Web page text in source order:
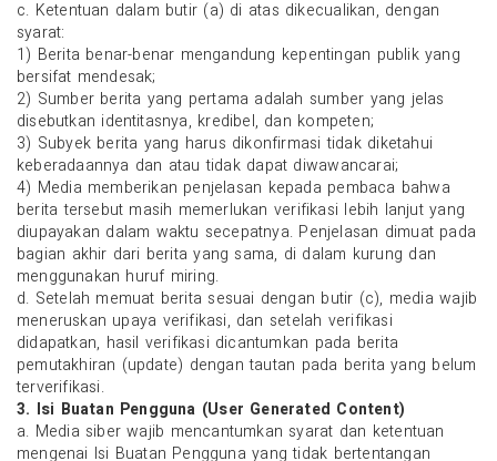
c. Ketentuan dalam butir (a) di atas dikecualikan, dengan
syarat:
1) Berita benar-benar mengandung kepentingan publik yang
bersifat mendesak;
2) Sumber berita yang pertama adalah sumber yang jelas
disebutkan identitasnya, kredibel, dan kompeten;
3) Subyek berita yang harus dikonfirmasi tidak diketahui
keberadaannya dan atau tidak dapat diwawancarai;
4) Media memberikan penjelasan kepada pembaca bahwa
berita tersebut masih memerlukan verifikasi lebih lanjut yang
diupayakan dalam waktu secepatnya. Penjelasan dimuat pada
bagian akhir dari berita yang sama, di dalam kurung dan
menggunakan huruf miring.
d. Setelah memuat berita sesuai dengan butir (c), media wajib
meneruskan upaya verifikasi, dan setelah verifikasi
didapatkan, hasil verifikasi dicantumkan pada berita
pemutakhiran (update) dengan tautan pada berita yang belum
terverifikasi.
3. Isi Buatan Pengguna (User Generated Content)
a. Media siber wajib mencantumkan syarat dan ketentuan
mengenai Isi Buatan Pengguna yang tidak bertentangan